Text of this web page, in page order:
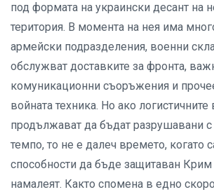
под формата на украински десант на
територия. В момента на нея има
армейски подразделения, военни
обслужват доставките за фронта,
комуникационни съоръжения и
войната техника. Но ако
продължават да бъдат разрушавани с
темпо, то не е далеч времето, когато
способности да бъде защитаван
намалеят. Както спомена в едно